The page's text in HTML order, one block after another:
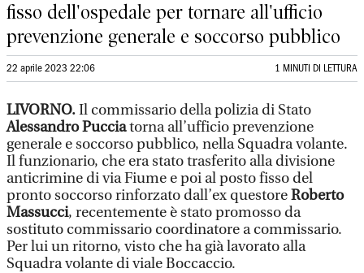
fisso dell'ospedale per tornare all'ufficio
prevenzione generale e soccorso pubblico
22 aprile 2023 22:06 1 MINUTI DI LETTURA
LIVORNO.Il commissario della polizia di Stato
Alessandro Pucciatorna all’ufficio prevenzione
generale e soccorso pubblico, nella Squadra volante.
Il funzionario, che era stato trasferito alla divisione
anticrimine di via Fiume e poi al posto fisso del
pronto soccorso rinforzato dall’ex questoreRoberto
Massucci, recentemente è stato promosso da
sostituto commissario coordinatore a commissario.
Per lui un ritorno, visto che ha già lavorato alla
Squadra volante di viale Boccaccio.